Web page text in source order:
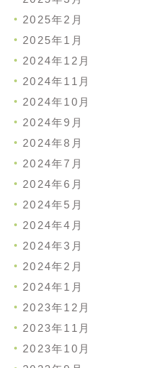
2025年2月
2025年1月
2024年12月
2024年11月
2024年10月
2024年9月
2024年8月
2024年7月
2024年6月
2024年5月
2024年4月
2024年3月
2024年2月
2024年1月
2023年12月
2023年11月
2023年10月